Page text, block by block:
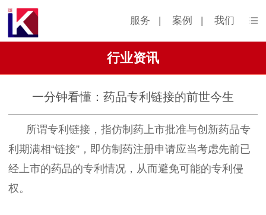
服务 | 案例 | 我们
行业资讯
一分钟看懂：药品专利链接的前世今生
所谓专利链接，指仿制药上市批准与创新药品专
利期满相“链接”，即仿制药注册申请应当考虑先前已
经上市的药品的专利情况，从而避免可能的专利侵
权。